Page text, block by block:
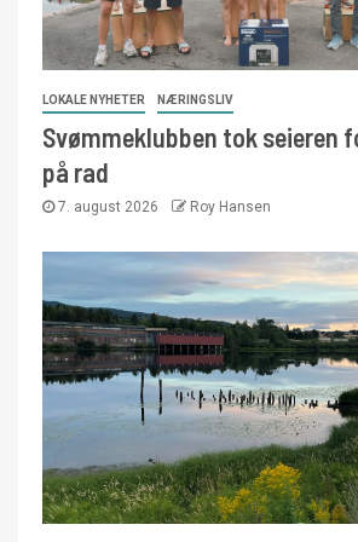
LOKALE NYHETER NÆRINGSLIV
Svømmeklubben tok seieren
på rad
7. august 2026 Roy Hansen